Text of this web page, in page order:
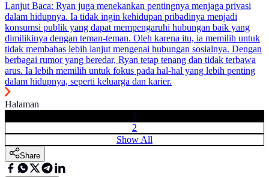
Lanjut Baca: Ryan juga menekankan pentingnya menjaga privasi
dalam hidupnya. Ia tidak ingin kehidupan pribadinya menjadi
konsumsi publik yang dapat mempengaruhi hubungan baik yang
dimilikinya dengan teman-teman. Oleh karena itu, ia memilih untuk
tidak membahas lebih lanjut mengenai hubungan sosialnya. Dengan
berbagai rumor yang beredar, Ryan tetap tenang dan tidak terbawa
arus. Ia lebih memilih untuk fokus pada hal-hal yang lebih penting
dalam hidupnya, seperti keluarga dan karier.
Halaman
2
Show All
Share